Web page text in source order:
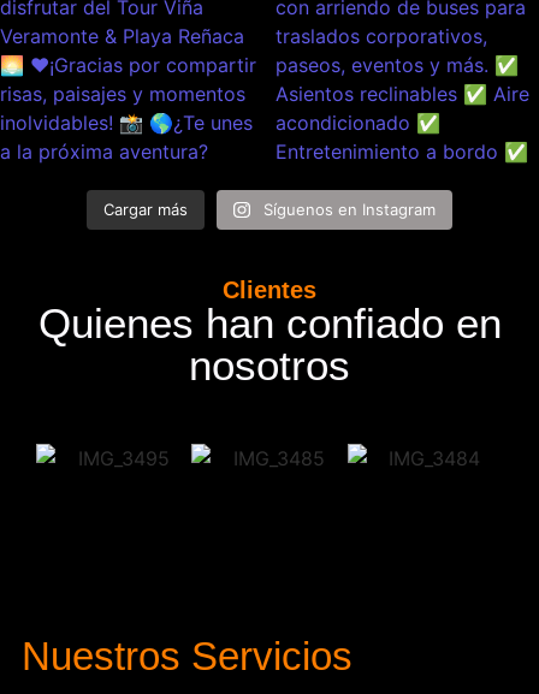
Cargar más Síguenos en Instagram
Clientes
Quienes han confiado en
nosotros
Nuestros Servicios